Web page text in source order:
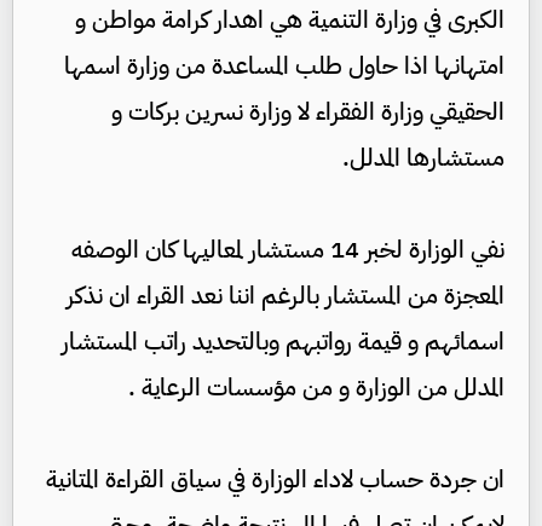
الكبرى في وزارة التنمية هي اهدار كرامة مواطن و
امتهانها اذا حاول طلب المساعدة من وزارة اسمها
الحقيقي وزارة الفقراء لا وزارة نسرين بركات و
مستشارها المدلل.
نفي الوزارة لخبر 14 مستشار لمعاليها كان الوصفه
المعجزة من المستشار بالرغم اننا نعد القراء ان نذكر
اسمائهم و قيمة رواتبهم وبالتحديد راتب المستشار
المدلل من الوزارة و من مؤسسات الرعاية .
ان جردة حساب لاداء الوزارة في سياق القراءة المتانية